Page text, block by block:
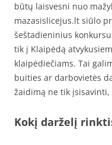
būtų laisvesni nuo
mazasislicejus.lt siūlo
šeštadieninius
tik į Klaipėdą
klaipėdiečiams. Tai
buities ar darbovietės
žaidimą ne tik
Kokį darželį